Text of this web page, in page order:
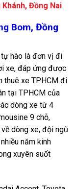
Đồng Nai
Bom, Đồng
hào là đơn vị đi
xe, đáp ứng được
thuê xe TPHCM đi
tại TPHCM của
dòng xe từ 4
9 chỗ,
dòng xe, đội ngũ
năm kinh
xuyên suốt